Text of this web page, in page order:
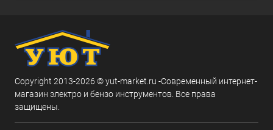
Copyright 2013-2026 © yut-market.ru -Современный интернет-
магазин электро и бензо инструментов. Все права
защищены.